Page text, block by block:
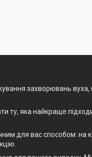
захворювань
ту, яка найкраще
для вас способом: на